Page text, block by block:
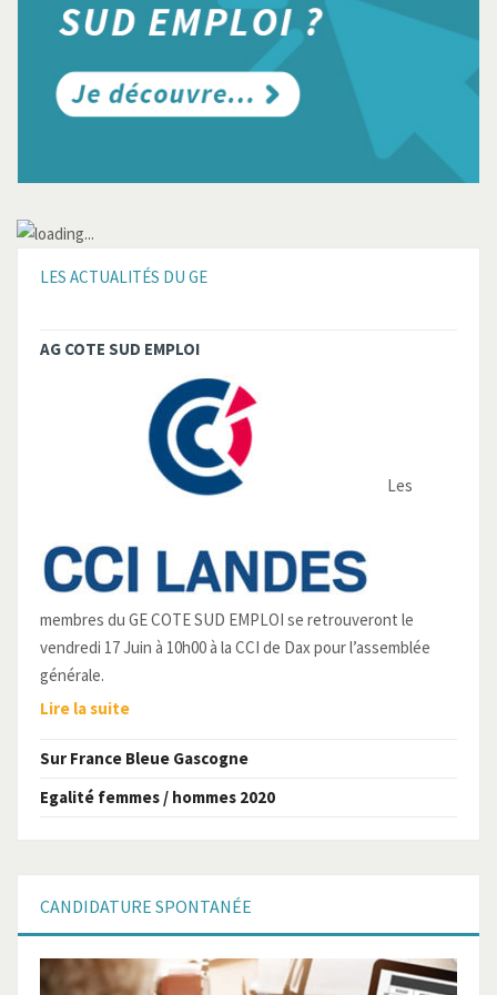
LES ACTUALITÉS DU GE
AG COTE SUD EMPLOI
Les
membres du GE COTE SUD EMPLOI se retrouveront le
vendredi 17 Juin à 10h00 à la CCI de Dax pour l’assemblée
générale.
Lire la suite
Sur France Bleue Gascogne
Egalité femmes / hommes 2020
CANDIDATURE SPONTANÉE